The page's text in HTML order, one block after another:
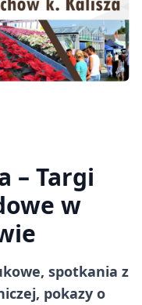
– Targi
w
spotkania z
pokazy o